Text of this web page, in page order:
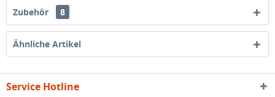
Zubehör 8
Ähnliche Artikel
Service Hotline